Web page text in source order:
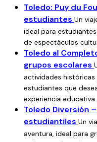
con regreso a Madrid
El presupuesto Toledo
de plazas hasta que se
de todos los pasajeros.
contactar con nosotros
final de alumnos.
Este paquete es 100%
calculadora de viajes
precio según las
no son válidos en
Toledo: Puy du
estudiantes Un
ideal para
de espectáculos
Toledo al
grupos escolares
actividades
estudiantes que
experiencia educativa.
Toledo Diversión
estudiantiles Un
aventura, ideal para